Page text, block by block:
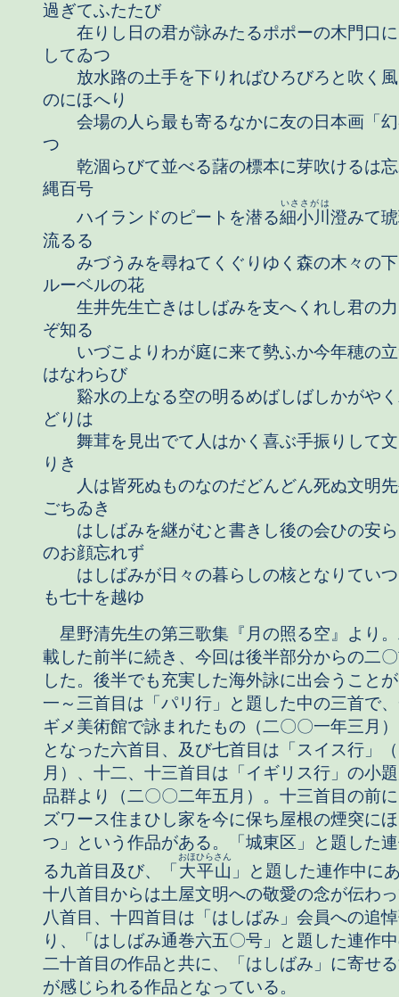
過ぎてふたたび
在りし日の君が詠みたるポポーの木門口に
してゐつ
放水路の土手を下りればひろびろと吹く風
のにほへり
会場の人ら最も寄るなかに友の日本画「幻
つ
乾涸らびて並べる藷の標本に芽吹けるは忘
縄百号
ハイランドのピートを潜る細小川
いささがは
澄みて
流るる
みづうみを尋ねてくぐりゆく森の木々の下
ルーベルの花
生井先生亡きはしばみを支へくれし君の力
ぞ知る
いづこよりわが庭に来て勢ふか今年穂の立
はなわらび
谿水の上なる空の明るめばしばしかがやく
どりは
舞茸を見出でて人はかく喜ぶ手振りして文
りき
人は皆死ぬものなのだどんどん死ぬ文明先
ごちゐき
はしばみを継がむと書きし後の会ひの安ら
のお顔忘れず
はしばみが日々の暮らしの核となりていつ
も七十を越ゆ
星野清先生の第三歌集『月の照る空』より
載した前半に続き、今回は後半部分からの二
した。後半でも充実した海外詠に出会うこと
一～三首目は「パリ行」と題した中の三首で
ギメ美術館で詠まれたもの（二〇〇一年三月
となった六首目、及び七首目は「スイス行」
月）、十二、十三首目は「イギリス行」の小
品群より（二〇〇二年五月）。十三首目の前
ズワース住まひし家を今に保ち屋根の煙突に
つ」という作品がある。「城東区」と題した
る九首目及び、「 大平山
おほひらさん
」と題した連作中に
十八首目からは土屋文明への敬愛の念が伝わ
八首目、十四首目は「はしばみ」会員への追
り、「はしばみ通巻六五〇号」と題した連作
二十首目の作品と共に、「はしばみ」に寄せ
が感じられる作品となっている。